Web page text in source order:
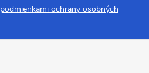
podmienkami ochrany osobných